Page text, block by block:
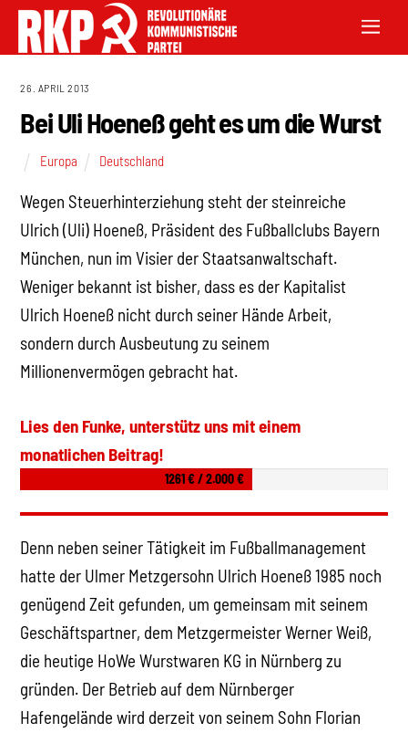
26. APRIL 2013
Bei Uli Hoeneß geht es um die Wurst
Europa Deutschland
Wegen Steuerhinterziehung steht der steinreiche
Ulrich (Uli) Hoeneß, Präsident des Fußballclubs Bayern
München, nun im Visier der Staatsanwaltschaft.
Weniger bekannt ist bisher, dass es der Kapitalist
Ulrich Hoeneß nicht durch seiner Hände Arbeit,
sondern durch Ausbeutung zu seinem
Millionenvermögen gebracht hat.
Lies den Funke, unterstütz uns mit einem
monatlichen Beitrag!
1261 € / 2.000 €
Denn neben seiner Tätigkeit im Fußballmanagement
hatte der Ulmer Metzgersohn Ulrich Hoeneß 1985 noch
genügend Zeit gefunden, um gemeinsam mit seinem
Geschäftspartner, dem Metzgermeister Werner Weiß,
die heutige HoWe Wurstwaren KG in Nürnberg zu
gründen. Der Betrieb auf dem Nürnberger
Hafengelände wird derzeit von seinem Sohn Florian